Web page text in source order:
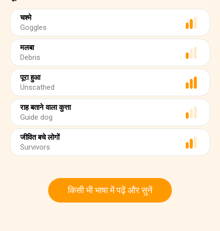
चश्मे
Goggles
मलबा
Debris
पूरा हुआ
Unscathed
राह बताने वाला कुत्ता
Guide dog
जीवित बचे लोगों
Survivors
किसी भी भाषा में पढ़ें और सुनें